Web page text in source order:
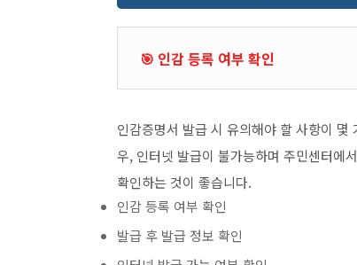
🎯 인감 등록 여부 확인
인감증명서 발급 시 유의해야 할 사항이
우, 인터넷 발급이 불가능하며 주민센터에
확인하는 것이 좋습니다.
인감 등록 여부 확인
발급 후 발급 정보 확인